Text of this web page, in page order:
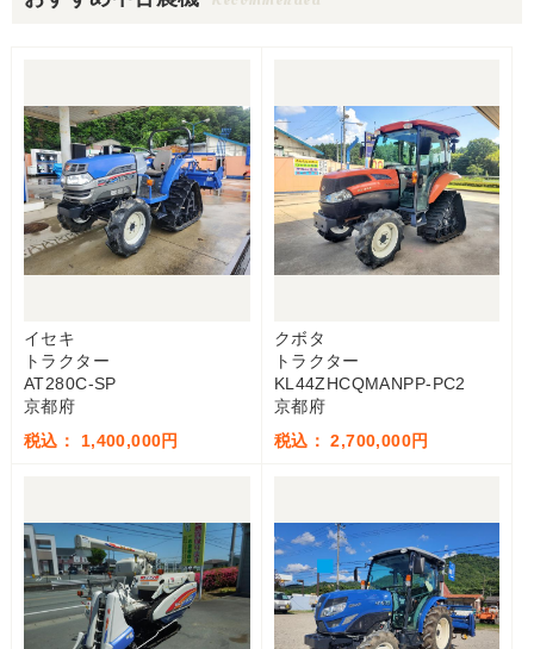
イセキ
トラクター
AT280C-SP
京都府
税込： 1,400,000円
クボタ
トラクター
KL44ZHCQMANPP-PC2
京都府
税込： 2,700,000円